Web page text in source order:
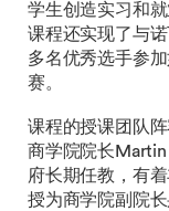
学生创造实习和
课程还实现了与
多名优秀选手参
赛。
课程的授课团队
商学院院长
府长期任教，有
授为商学院副院